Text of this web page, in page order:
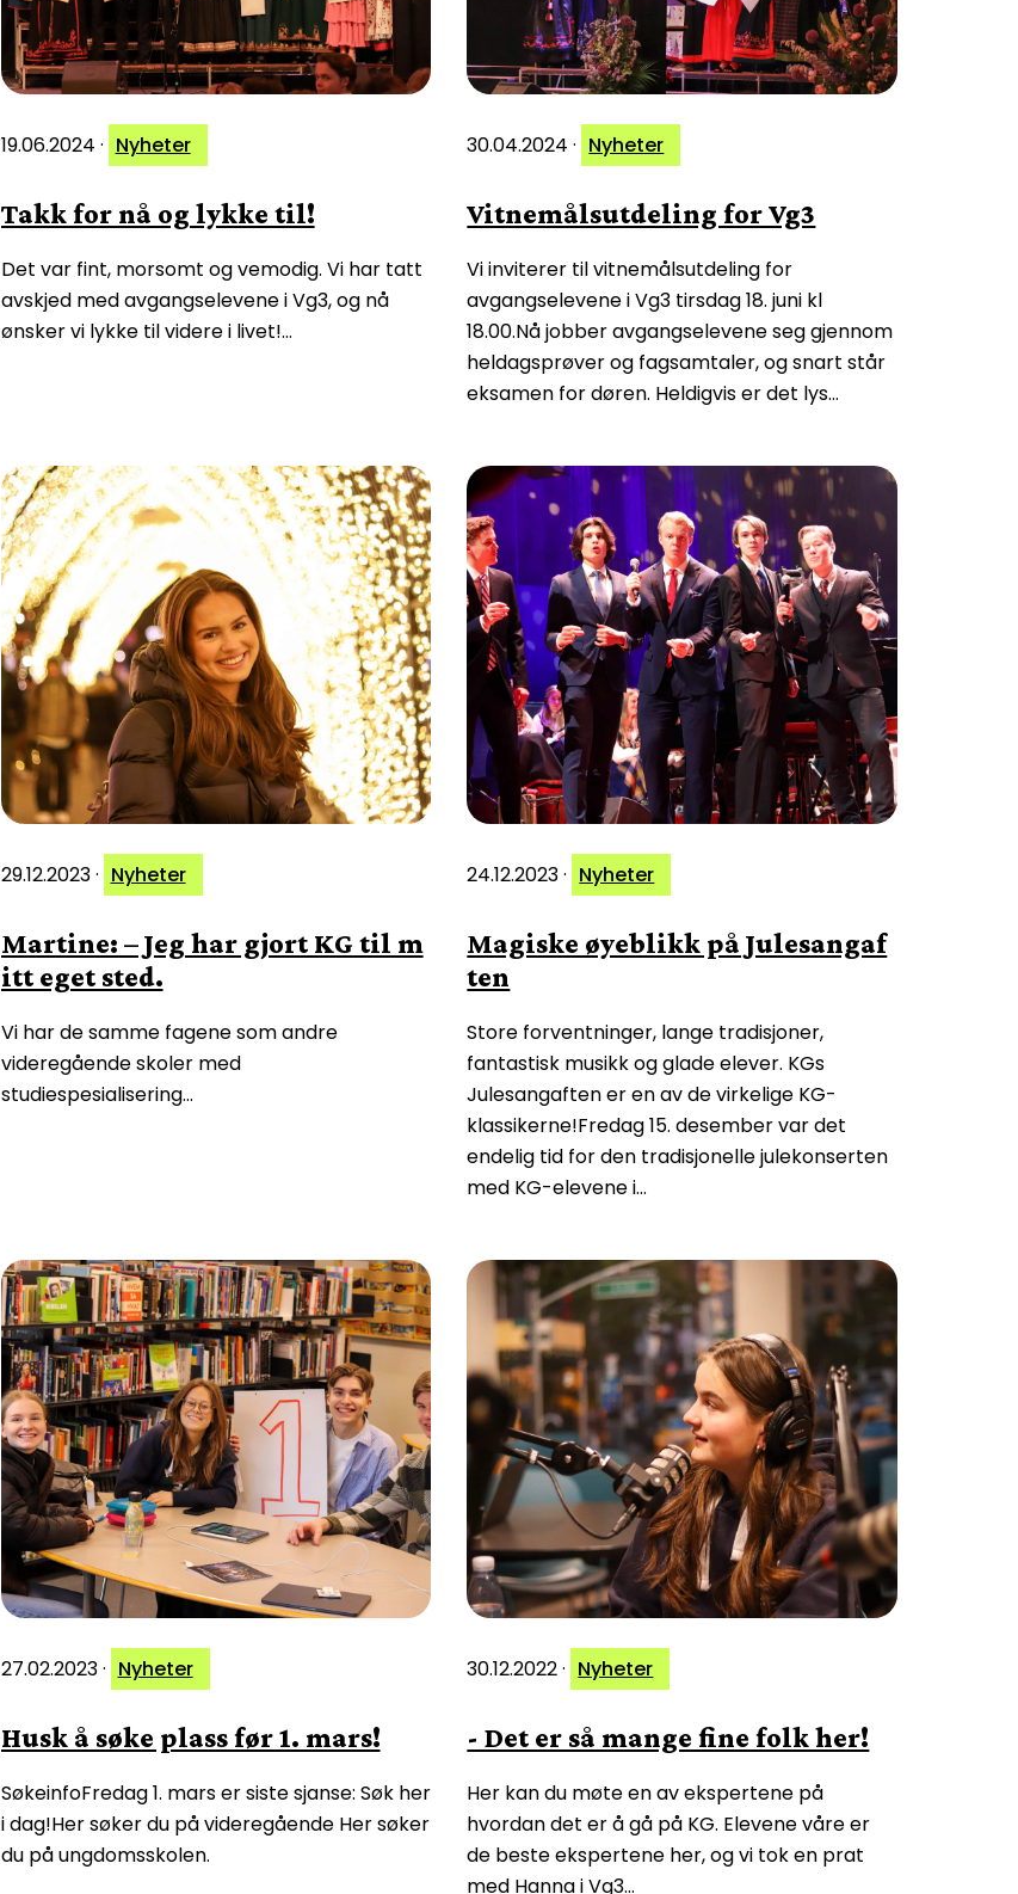
19.06.2024 · Nyheter
Takk for nå og lykke til!
Det var fint, morsomt og vemodig. Vi har tatt
avskjed med avgangselevene i Vg3, og nå
ønsker vi lykke til videre i livet!…
30.04.2024 · Nyheter
Vitnemålsutdeling for Vg3
Vi inviterer til vitnemålsutdeling for
avgangselevene i Vg3 tirsdag 18. juni kl
18.00.Nå jobber avgangselevene seg gjennom
heldagsprøver og fagsamtaler, og snart står
eksamen for døren. Heldigvis er det lys…
29.12.2023· Nyheter
Martine: – Jeg har gjort KG til m
itt eget sted.
Vi har de samme fagene som andre
videregående skoler med
studiespesialisering…
24.12.2023· Nyheter
Magiske øyeblikk på Julesangaf
ten
Store forventninger, lange tradisjoner,
fantastisk musikk og glade elever. KGs
Julesangaften er en av de virkelige KG-
klassikerne!Fredag 15. desember var det
endelig tid for den tradisjonelle julekonserten
med KG-elevene i…
27.02.2023· Nyheter
Husk å søke plass før 1. mars!
SøkeinfoFredag 1. mars er siste sjanse: Søk her
i dag!Her søker du på videregående Her søker
du på ungdomsskolen.
30.12.2022· Nyheter
- Det er så mange fine folk her!
Her kan du møte en av ekspertene på
hvordan det er å gå på KG. Elevene våre er
de beste ekspertene her, og vi tok en prat
med Hanna i Vg3…